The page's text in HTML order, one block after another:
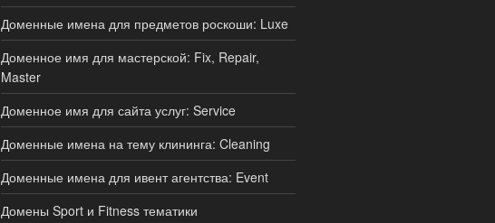
Доменные имена для предметов роскоши: Luxe
Доменное имя для мастерской: Fix, Repair,
Master
Доменное имя для сайта услуг: Service
Доменные имена на тему клининга: Cleaning
Доменные имена для ивент агентства: Event
Домены Sport и Fitness тематики